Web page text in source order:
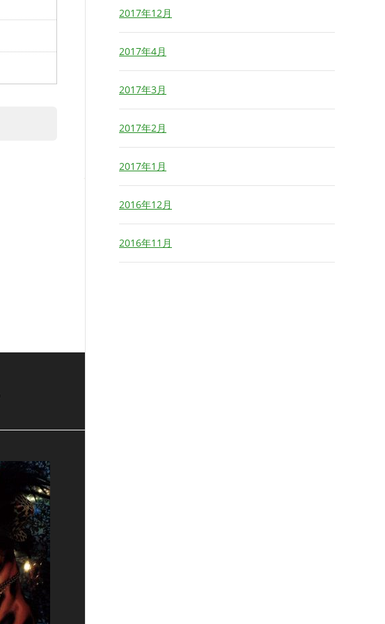
2017年12月
2017年4月
2017年3月
2017年2月
2017年1月
2016年12月
2016年11月